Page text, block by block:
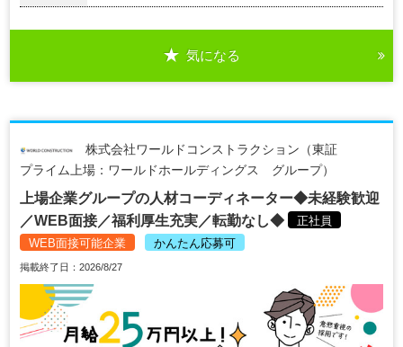
気になる
株式会社ワールドコンストラクション（東証
プライム上場：ワールドホールディングス グループ）
上場企業グループの人材コーディネーター◆未経験歓迎
／WEB面接／福利厚生充実／転勤なし◆
正社員
WEB面接可能企業
かんたん応募可
掲載終了日：2026/8/27